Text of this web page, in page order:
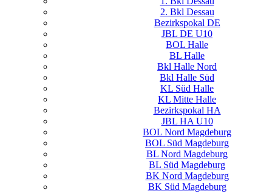
2. Bkl Dessau
Bezirkspokal DE
JBL DE U10
BOL Halle
BL Halle
Bkl Halle Nord
Bkl Halle Süd
KL Süd Halle
KL Mitte Halle
Bezirkspokal HA
JBL HA U10
BOL Nord Magdeburg
BOL Süd Magdeburg
BL Nord Magdeburg
BL Süd Magdeburg
BK Nord Magdeburg
BK Süd Magdeburg